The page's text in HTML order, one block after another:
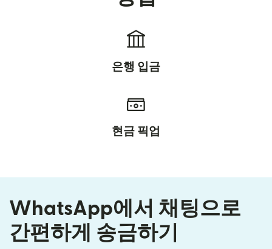
은행 입금
현금 픽업
WhatsApp에서 채팅으로
간편하게 송금하기